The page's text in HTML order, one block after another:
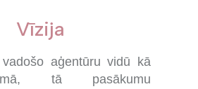
Vīzija
aģentūru vidū kā
tā pasākumu